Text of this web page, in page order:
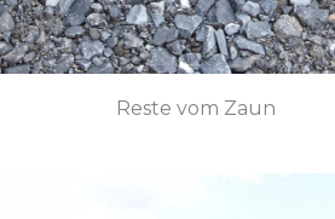
Reste vom Zaun